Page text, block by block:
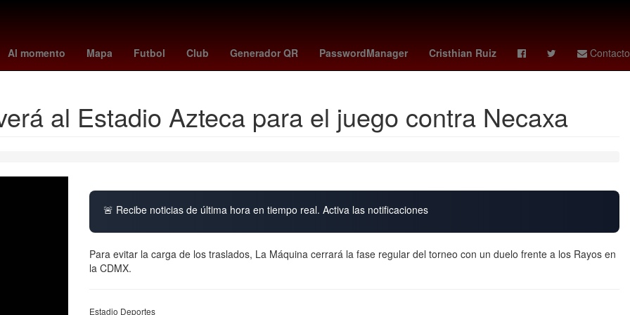
Al momento Mapa Futbol Club Generador QR PasswordManager Cristhian Ruiz Contacto
vs Rosario alerta por precipitaciones peppa pig florian monzon club atlético morelia España HBO
al Estadio Azteca para el juego contra Necaxa
🚨 Recibe noticias de última hora en tiempo real. Activa las notificaciones
Para evitar la carga de los traslados, La Máquina cerrará la fase regular del torneo con un duelo frente a los Rayos en
la CDMX.
Estadio Deportes